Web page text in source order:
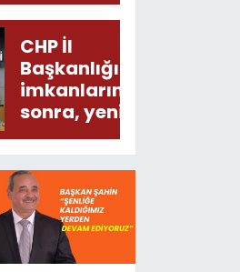
CHP İl
Başkanlığının
imkanlarından
sonra, yeni
açıklama